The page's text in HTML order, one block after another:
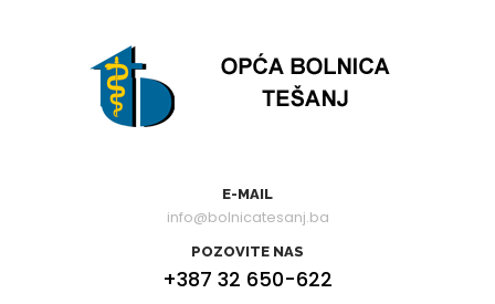
E-MAIL
info@bolnicatesanj.ba
POZOVITE NAS
+387 32 650-622